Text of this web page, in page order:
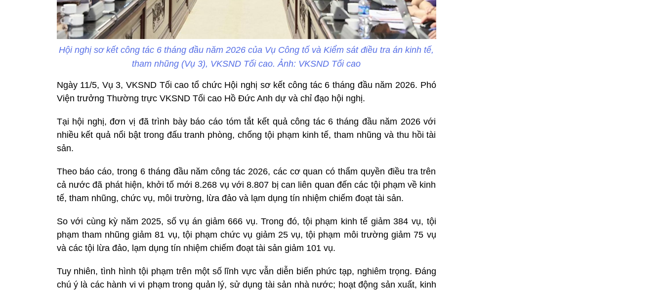
Hội nghị sơ kết công tác 6 tháng đầu năm 2026 của Vụ Công tố và Kiểm sát điều tra án kinh tế,
tham nhũng (Vụ 3), VKSND Tối cao. Ảnh: VKSND Tối cao
Ngày 11/5, Vụ 3, VKSND Tối cao tổ chức Hội nghị sơ kết công tác 6 tháng đầu năm 2026. Phó
Viện trưởng Thường trực VKSND Tối cao Hồ Đức Anh dự và chỉ đạo hội nghị.
Tại hội nghị, đơn vị đã trình bày báo cáo tóm tắt kết quả công tác 6 tháng đầu năm 2026 với
nhiều kết quả nổi bật trong đấu tranh phòng, chống tội phạm kinh tế, tham nhũng và thu hồi tài
sản.
Theo báo cáo, trong 6 tháng đầu năm công tác 2026, các cơ quan có thẩm quyền điều tra trên
cả nước đã phát hiện, khởi tố mới 8.268 vụ với 8.807 bị can liên quan đến các tội phạm về kinh
tế, tham nhũng, chức vụ, môi trường, lừa đảo và lạm dụng tín nhiệm chiếm đoạt tài sản.
So với cùng kỳ năm 2025, số vụ án giảm 666 vụ. Trong đó, tội phạm kinh tế giảm 384 vụ, tội
phạm tham nhũng giảm 81 vụ, tội phạm chức vụ giảm 25 vụ, tội phạm môi trường giảm 75 vụ
và các tội lừa đảo, lạm dụng tín nhiệm chiếm đoạt tài sản giảm 101 vụ.
Tuy nhiên, tình hình tội phạm trên một số lĩnh vực vẫn diễn biến phức tạp, nghiêm trọng. Đáng
chú ý là các hành vi vi phạm trong quản lý, sử dụng tài sản nhà nước; hoạt động sản xuất, kinh